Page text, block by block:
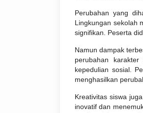
Perubahan yang
Lingkungan sekolah
signifikan. Peserta
Namun dampak
perubahan
kepedulian sosial.
menghasilkan
Kreativitas siswa
inovatif dan